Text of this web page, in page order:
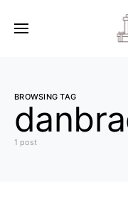
BROWSING TAG
1 post